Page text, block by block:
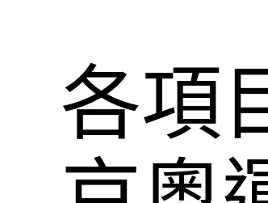
各項